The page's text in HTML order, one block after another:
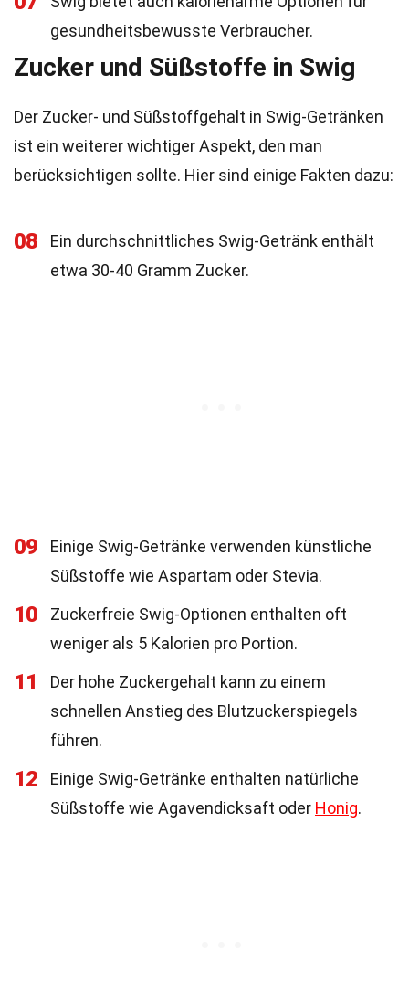
gesundheitsbewusste Verbraucher.
Zucker und Süßstoffe in Swig
Der Zucker- und Süßstoffgehalt in Swig-Getränken
ist ein weiterer wichtiger Aspekt, den man
berücksichtigen sollte. Hier sind einige Fakten dazu:
08
Ein durchschnittliches Swig-Getränk enthält
etwa 30-40 Gramm Zucker.
09
Einige Swig-Getränke verwenden künstliche
Süßstoffe wie Aspartam oder Stevia.
10
Zuckerfreie Swig-Optionen enthalten oft
weniger als 5 Kalorien pro Portion.
11
Der hohe Zuckergehalt kann zu einem
schnellen Anstieg des Blutzuckerspiegels
führen.
12
Einige Swig-Getränke enthalten natürliche
Süßstoffe wie Agavendicksaft oder Honig.